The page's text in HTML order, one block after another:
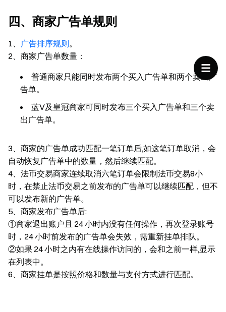
四、商家广告单规则
1、 广告排序规则。
2、商家广告单数量：
普通商家只能同时发布两个买入广告单和两个卖出广
告单。
蓝V及皇冠商家可同时发布三个买入广告单和三个卖
出广告单。
3、商家的广告单成功匹配一笔订单后,如这笔订单取消，会
自动恢复广告单中的数量，然后继续匹配。
4、法币交易商家连续取消六笔订单会限制法币交易8小
时，在禁止法币交易之前发布的广告单可以继续匹配，但不
可以发布新的广告单。
5、商家发布广告单后:
①商家退出账户且 24 小时内没有任何操作，再次登录账号
时，24 小时前发布的广告单会失效，需重新挂单排队。
②如果 24 小时之内有在线操作访问的，会和之前一样,显示
在列表中。
6、商家挂单是按照价格和数量与支付方式进行匹配。